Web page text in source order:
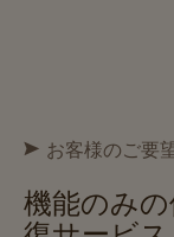
お客様のご要
機能のみ